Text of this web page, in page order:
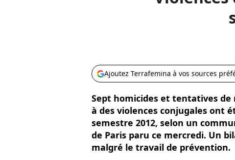
Ajoutez Terrafemina à vos sources
Sept homicides et tentatives
à des violences conjugales ont
semestre 2012, selon un
de Paris paru ce mercredi. Un
malgré le travail de prévention.